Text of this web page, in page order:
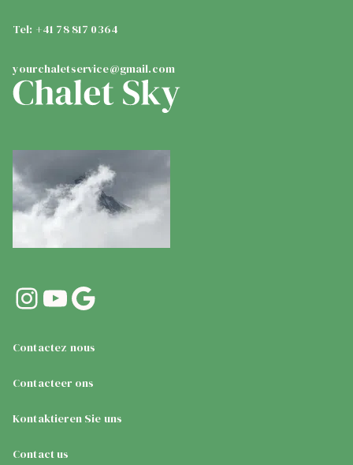
Tel: +41 78 817 0364
yourchaletservice@gmail.com
Instagram
YouTube
Google
Contactez nous
Contacteer ons
Kontaktieren Sie uns
Contact us